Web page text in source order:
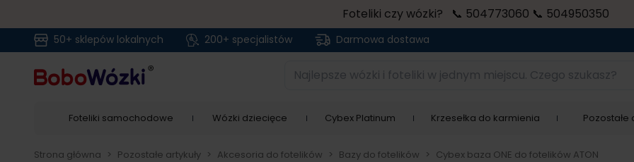
Foteliki czy wózki? 📞 504773060 📞 504950350
50+ sklepów lokalnych 200+ specjalistów Darmowa dostawa
Najlepsze wózki i foteliki w jednym miejscu. Czego szukasz?
Foteliki samochodowe Wózki dziecięce Cybex Platinum Krzesełka do karmienia Pozostałe
Strona główna > Pozostałe artykuły > Akcesoria do fotelików > Bazy do fotelików > Cybex baza ONE do fotelików ATON